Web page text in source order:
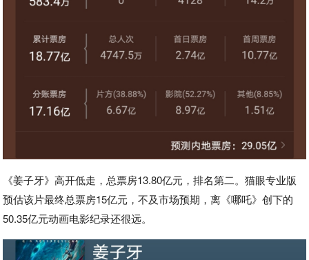
《姜子牙》高开低走，总票房13.80亿元，排名第二。猫眼专业版
预估该片最终总票房15亿元，不及市场预期，离《哪吒》创下的
50.35亿元动画电影纪录还很远。